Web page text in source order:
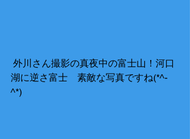
湖に逆さ富士　素敵な写真ですね(*^-
^*)